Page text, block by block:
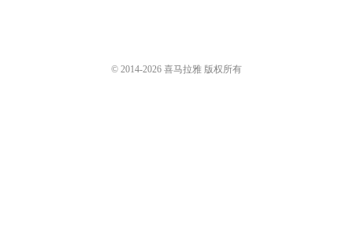
© 2014-2026 喜马拉雅 版权所有